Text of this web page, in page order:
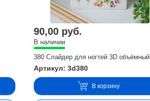
90,00 руб.
В наличии
380 Слайдер для ногтей 3D объёмный
Артикул: 3d380
В корзину